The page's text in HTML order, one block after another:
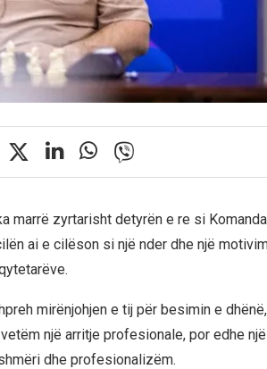
marrë zyrtarisht detyrën e re si
ai e cilëson si një nder dhe një
mirënjohjen e tij për besimin e
një arritje profesionale, por edhe
dhe profesionalizëm.